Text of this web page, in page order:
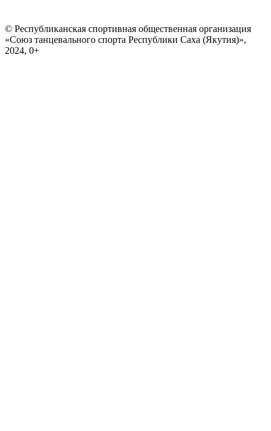
© Республиканская спортивная общественная организация
«Союз танцевального спорта Республики Саха (Якутия)»,
2024, 0+